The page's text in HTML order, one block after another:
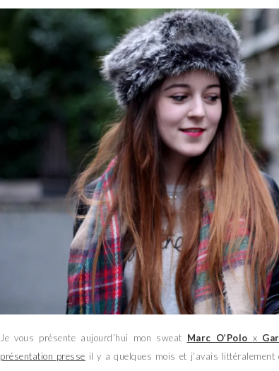
Je vous présente aujourd’hui mon sweat Marc O’Polo x
présentation presse il y a quelques mois et j’avais